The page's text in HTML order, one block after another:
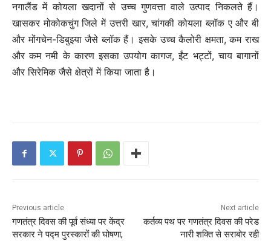
नगालैंड में कोयला खदानों से उच्च गुणवत्ता वाले उत्पाद निकलते हैं।
खासकर मोकोकचुंग जिले में उत्तरी खार, चांगकी कोयला ब्लॉक ए और बी
और मोंगचेन-डिबुइया जैसे ब्लॉक हैं। इसके उच्च कैलोरी क्षमता, कम राख
और कम नमी के कारण इसका उपयोग कागज, ईंट भट्टों, चाय बागानों
और सिरेमिक जैसे क्षेत्रों में किया जाता है।
Previous article
गणतंत्र दिवस की पूर्व संध्या पर केंद्र
सरकार ने पद्म पुरस्कारों की घोषणा,
Next article
कर्तव्य पथ पर गणतंत्र दिवस की परेड
नारी शक्ति से सराबोर रही